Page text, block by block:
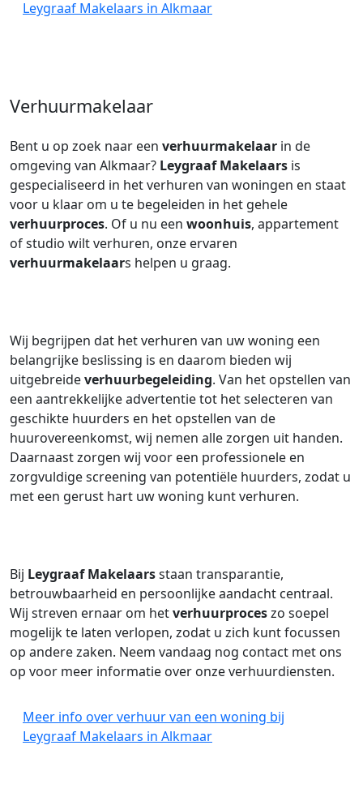
Leygraaf Makelaars in Alkmaar
Verhuurmakelaar
Bent u op zoek naar een verhuurmakelaar in de
omgeving van Alkmaar? Leygraaf Makelaars is
gespecialiseerd in het verhuren van woningen en staat
voor u klaar om u te begeleiden in het gehele
verhuurproces. Of u nu een woonhuis, appartement
of studio wilt verhuren, onze ervaren
verhuurmakelaars helpen u graag.
Wij begrijpen dat het verhuren van uw woning een
belangrijke beslissing is en daarom bieden wij
uitgebreideverhuurbegeleiding. Van het opstellen van
een aantrekkelijke advertentie tot het selecteren van
geschikte huurders en het opstellen van de
huurovereenkomst, wij nemen alle zorgen uit handen.
Daarnaast zorgen wij voor een professionele en
zorgvuldige screening van potentiële huurders, zodat u
met een gerust hart uw woning kunt verhuren.
Bij Leygraaf Makelaarsstaan transparantie,
betrouwbaarheid en persoonlijke aandacht centraal.
Wij streven ernaar om hetverhuurproceszo soepel
mogelijk te laten verlopen, zodat u zich kunt focussen
op andere zaken. Neem vandaag nog contact met ons
op voor meer informatie over onze verhuurdiensten.
Meer info over verhuur van een woning bij
Leygraaf Makelaars in Alkmaar